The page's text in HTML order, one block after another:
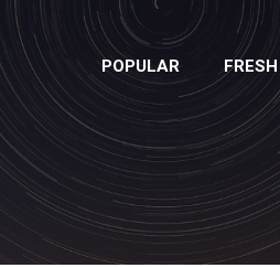
POPULAR FRESH